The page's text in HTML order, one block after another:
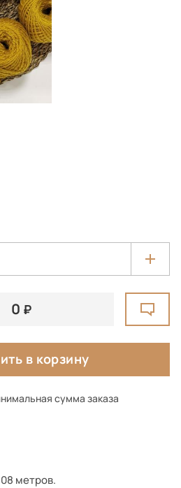
0
в корзину
сумма заказа
метров.